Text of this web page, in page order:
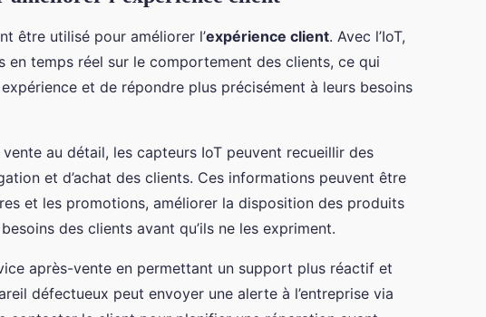
être utilisé pour améliorer l’expérience client. Avec l’IoT,
en temps réel sur le comportement des clients, ce qui
et de répondre plus précisément à leurs besoins
au détail, les capteurs IoT peuvent recueillir des
et d’achat des clients. Ces informations peuvent être
et les promotions, améliorer la disposition des produits
des clients avant qu’ils ne les expriment.
après-vente en permettant un support plus réactif et
défectueux peut envoyer une alerte à l’entreprise via